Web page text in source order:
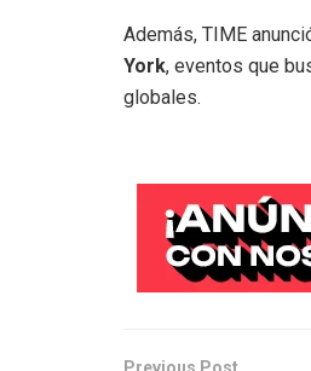
Además, TIME
York, eventos que
globales.
Previous Post